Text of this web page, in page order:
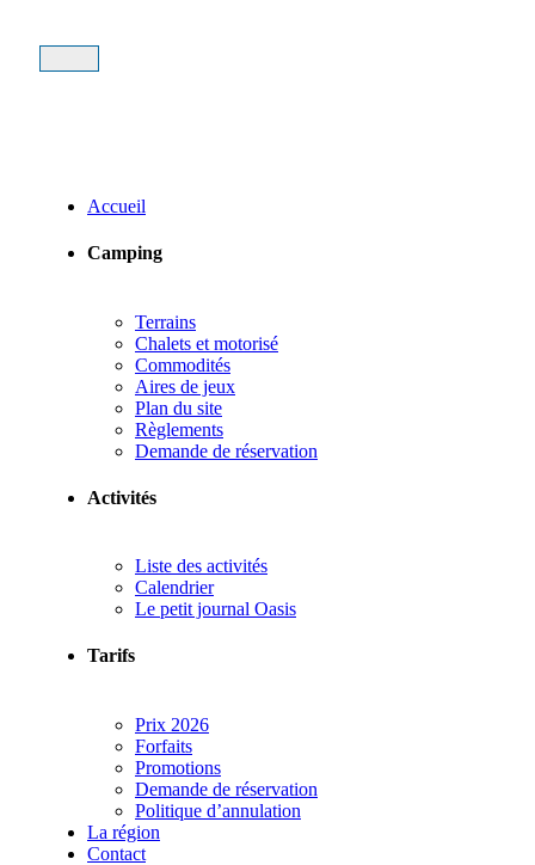
Accueil
Camping
Terrains
Chalets et motorisé
Commodités
Aires de jeux
Plan du site
Règlements
Demande de réservation
Activités
Liste des activités
Calendrier
Le petit journal Oasis
Tarifs
Prix 2026
Forfaits
Promotions
Demande de réservation
Politique d’annulation
La région
Contact